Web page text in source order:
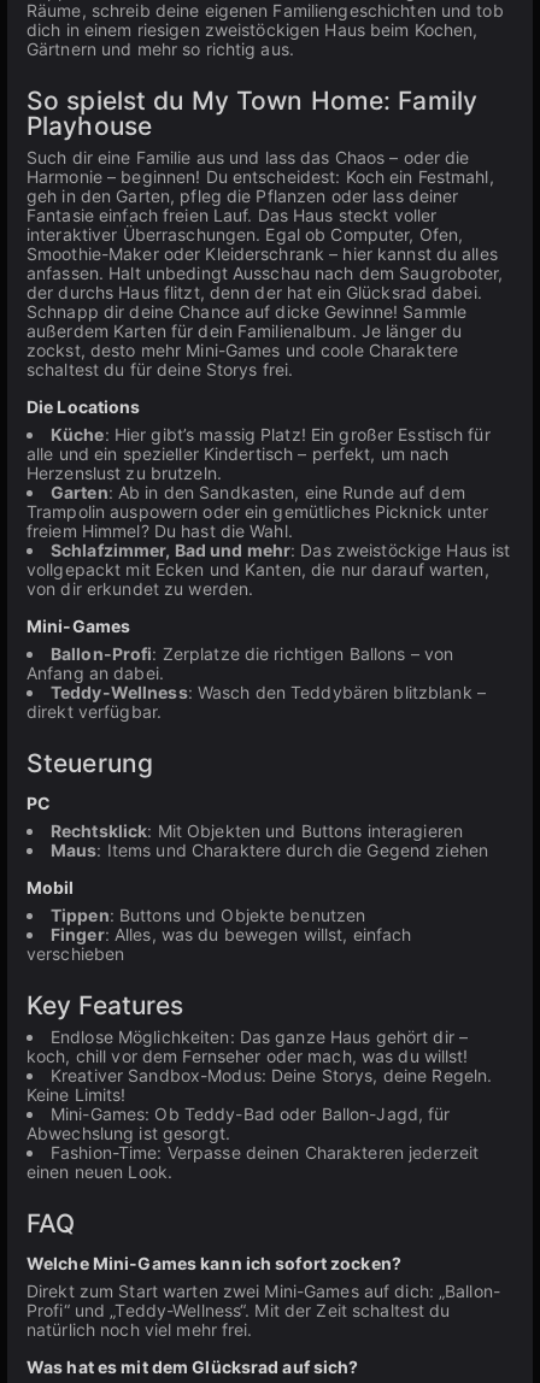
Räume, schreib deine eigenen Familiengeschichten und tob
dich in einem riesigen zweistöckigen Haus beim Kochen,
Gärtnern und mehr so richtig aus.
So spielst du My Town Home: Family
Playhouse
Such dir eine Familie aus und lass das Chaos – oder die
Harmonie – beginnen! Du entscheidest: Koch ein Festmahl,
geh in den Garten, pfleg die Pflanzen oder lass deiner
Fantasie einfach freien Lauf. Das Haus steckt voller
interaktiver Überraschungen. Egal ob Computer, Ofen,
Smoothie-Maker oder Kleiderschrank – hier kannst du alles
anfassen. Halt unbedingt Ausschau nach dem Saugroboter,
der durchs Haus flitzt, denn der hat ein Glücksrad dabei.
Schnapp dir deine Chance auf dicke Gewinne! Sammle
außerdem Karten für dein Familienalbum. Je länger du
zockst, desto mehr Mini-Games und coole Charaktere
schaltest du für deine Storys frei.
Die Locations
Küche: Hier gibt’s massig Platz! Ein großer Esstisch für
alle und ein spezieller Kindertisch – perfekt, um nach
Herzenslust zu brutzeln.
Garten: Ab in den Sandkasten, eine Runde auf dem
Trampolin auspowern oder ein gemütliches Picknick unter
freiem Himmel? Du hast die Wahl.
Schlafzimmer, Bad und mehr: Das zweistöckige Haus ist
vollgepackt mit Ecken und Kanten, die nur darauf warten,
von dir erkundet zu werden.
Mini-Games
Ballon-Profi: Zerplatze die richtigen Ballons – von
Anfang an dabei.
Teddy-Wellness: Wasch den Teddybären blitzblank –
direkt verfügbar.
Steuerung
PC
Rechtsklick: Mit Objekten und Buttons interagieren
Maus: Items und Charaktere durch die Gegend ziehen
Mobil
Tippen: Buttons und Objekte benutzen
Finger: Alles, was du bewegen willst, einfach
verschieben
Key Features
Endlose Möglichkeiten: Das ganze Haus gehört dir –
koch, chill vor dem Fernseher oder mach, was du willst!
Kreativer Sandbox-Modus: Deine Storys, deine Regeln.
Keine Limits!
Mini-Games: Ob Teddy-Bad oder Ballon-Jagd, für
Abwechslung ist gesorgt.
Fashion-Time: Verpasse deinen Charakteren jederzeit
einen neuen Look.
FAQ
Welche Mini-Games kann ich sofort zocken?
Direkt zum Start warten zwei Mini-Games auf dich: „Ballon-
Profi“ und „Teddy-Wellness“. Mit der Zeit schaltest du
natürlich noch viel mehr frei.
Was hat es mit dem Glücksrad auf sich?